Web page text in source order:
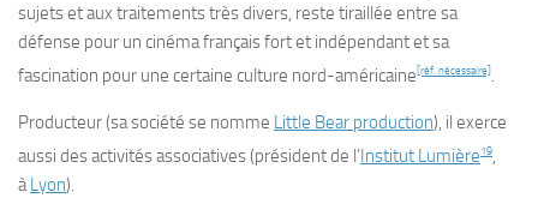
sujets et aux traitements très divers, reste tiraillée entre sa
défense pour un cinéma français fort et indépendant et sa
fascination pour une certaine culture nord-américaine[réf. nécessaire].
Producteur (sa société se nomme Little Bear production), il exerce
aussi des activités associatives (président de l’Institut Lumière19,
àLyon).